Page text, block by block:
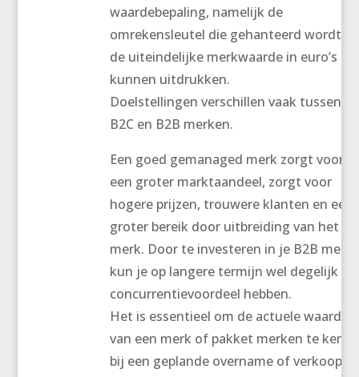
waardebepaling, namelijk de
omrekensleutel die gehanteerd wordt
de uiteindelijke merkwaarde in euro’s te
kunnen uitdrukken.
Doelstellingen verschillen vaak tussen
B2C en B2B merken.
Een goed gemanaged merk zorgt voor
een groter marktaandeel, zorgt voor
hogere prijzen, trouwere klanten en een
groter bereik door uitbreiding van het
merk. Door te investeren in je B2B merk
kun je op langere termijn wel degelijk
concurrentievoordeel hebben.
Het is essentieel om de actuele waarde
van een merk of pakket merken te
bij een geplande overname of verkoop